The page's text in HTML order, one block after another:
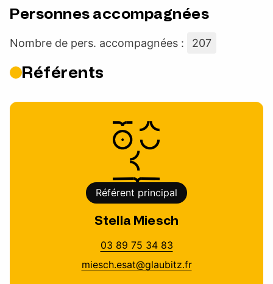
Personnes accompagnées
Nombre de pers. accompagnées : 207
Référents
Référent principal
Stella Miesch
03 89 75 34 83
miesch.esat@glaubitz.fr